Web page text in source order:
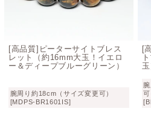
ピーターサイト鉱物概要
英語名 Crocidolite Agete（
角閃石（かくせんせ
成分 NaFe(SiO3)2＋混合
[高品質]ピーターサイトブレス
レット（約16mm大玉！イエロ
ー＆ディープブルーグリーン）
腕周り約18cm（サイズ変更可）
[MDPS-BR1601IS]
[
玉
可